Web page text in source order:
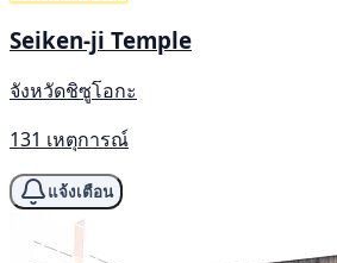
Seiken-ji Temple
จังหวัดชิซูโอกะ
131 เหตุการณ์
แจ้งเตือน